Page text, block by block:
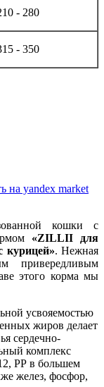
- 280
- 350
на yandex market
кошки с
«ZILLII для
курицей». Нежная
привередливым
этого корма мы
усвояемостью
жиров делает
сердечно-
комплекс
РР в большем
желез, фосфор,